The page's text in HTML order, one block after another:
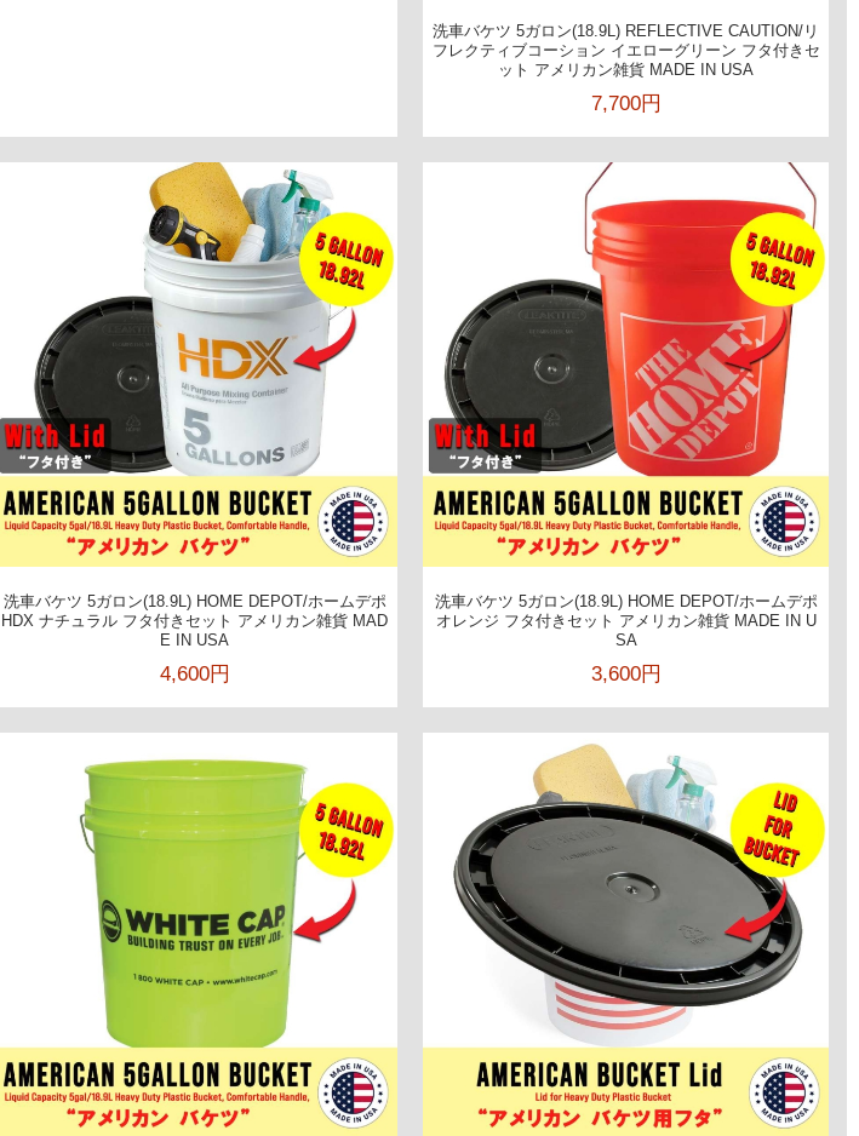
洗車バケツ 5ガロン(18.9L) REFLECTIVE CAUTION/リ
フレクティブコーション イエローグリーン フタ付きセ
ット アメリカン雑貨 MADE IN USA
7,700円
洗車バケツ 5ガロン(18.9L) HOME DEPOT/ホームデポ
HDX ナチュラル フタ付きセット アメリカン雑貨 MAD
E IN USA
4,600円
洗車バケツ 5ガロン(18.9L) HOME DEPOT/ホームデポ
オレンジ フタ付きセット アメリカン雑貨 MADE IN U
SA
3,600円